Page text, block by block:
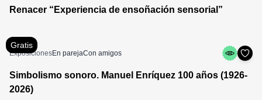
Renacer “Experiencia de ensoñación sensorial”
Gratis
ExposicionesEn parejaCon amigos
Simbolismo sonoro. Manuel Enríquez 100 años (1926-
2026)